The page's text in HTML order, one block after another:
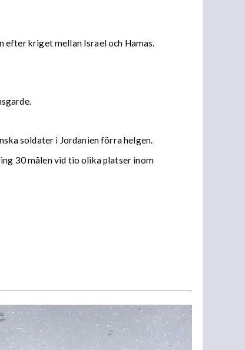
kriget mellan Israel och Hamas.
soldater i Jordanien förra helgen.
30 målen vid tio olika platser inom